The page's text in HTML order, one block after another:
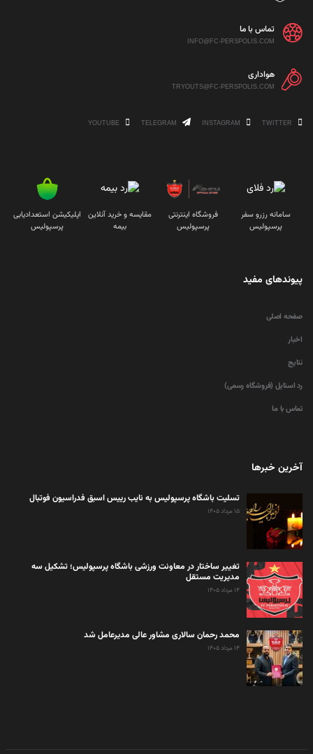
تماس با ما
INFO@FC-PERSPOLIS.COM
هواداری
TRYOUTS@FC-PERSPOLIS.COM
سامانه رزرو سفر
پرسپولیس
فروشگاه اینترنتی
پرسپولیس
مقایسه و خرید آنلاین
بیمه
اپلیکیشن استعدادیابی
پرسپولیس
پیوندهای مفید
صفحه اصلی
اخبار
نتایج
رد استایل (فروشگاه رسمی)
تماس با ما
آخرین خبرها
تسلیت باشگاه پرسپولیس به نایب رییس اسبق فدراسیون فوتبال
۱۵ مرداد ۱۴۰۵
تغییر ساختار در معاونت ورزشی باشگاه پرسپولیس؛ تشکیل سه
مدیریت مستقل
۱۴ مرداد ۱۴۰۵
محمد رحمان سالاری مشاور عالی مدیرعامل شد
۱۴ مرداد ۱۴۰۵